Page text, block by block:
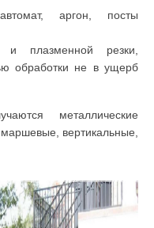
аргон, посты
плазменной резки,
обработки не в ущерб
металлические
вертикальные,